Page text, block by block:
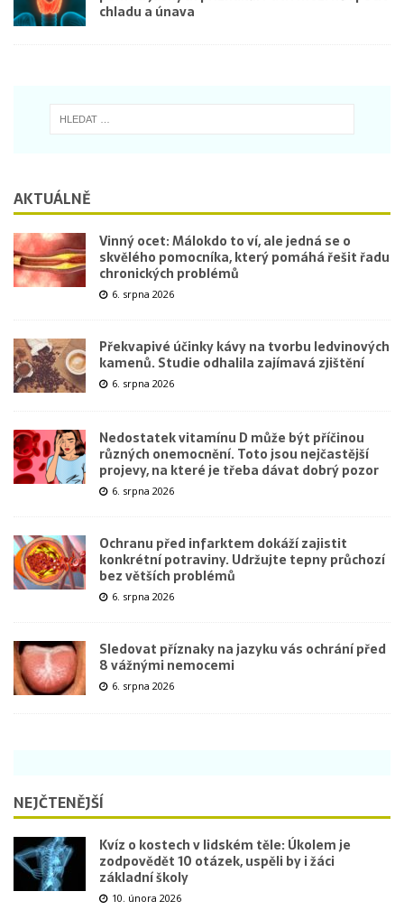
chladu a únava
AKTUÁLNĚ
Vinný ocet: Málokdo to ví, ale jedná se o
skvělého pomocníka, který pomáhá řešit řadu
chronických problémů
6. srpna 2026
Překvapivé účinky kávy na tvorbu ledvinových
kamenů. Studie odhalila zajímavá zjištění
6. srpna 2026
Nedostatek vitamínu D může být příčinou
různých onemocnění. Toto jsou nejčastější
projevy, na které je třeba dávat dobrý pozor
6. srpna 2026
Ochranu před infarktem dokáží zajistit
konkrétní potraviny. Udržujte tepny průchozí
bez větších problémů
6. srpna 2026
Sledovat příznaky na jazyku vás ochrání před
8 vážnými nemocemi
6. srpna 2026
NEJČTENĚJŠÍ
Kvíz o kostech v lidském těle: Úkolem je
zodpovědět 10 otázek, uspěli by i žáci
základní školy
10. února 2026